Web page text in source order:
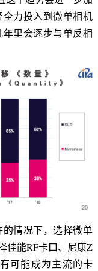
力投入到微单相机
里会逐步与单反相
情况下，选择微单
佳能RF卡口、尼康Z
可能成为主流的卡